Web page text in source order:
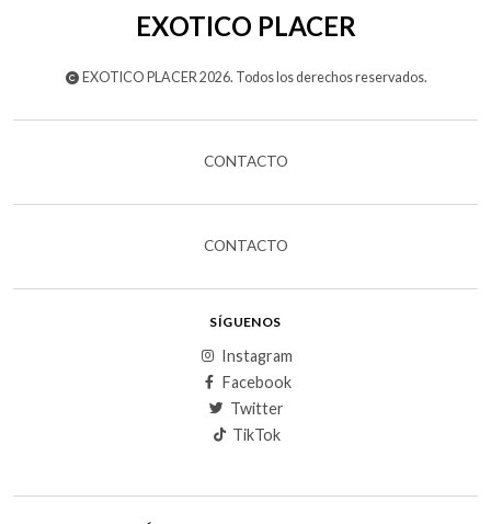
EXOTICO PLACER
EXOTICO PLACER 2026. Todos los derechos reservados.
CONTACTO
CONTACTO
SÍGUENOS
Instagram
Facebook
Twitter
TikTok